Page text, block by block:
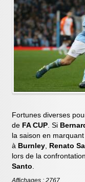
Fortunes diverses
deFA CUP. Si
la saison en
àBurnley, Renato
lors de la
Santo.
Affichages : 2767